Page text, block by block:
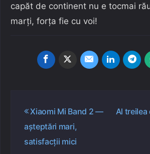
capăt de continent nu e tocmai
marți, forța fie cu voi!
Navigare
articole
Xiaomi Mi Band 2 —
așteptări mari,
satisfacții mici
Al treilea